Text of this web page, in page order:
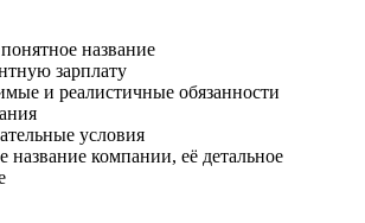
название
зарплату
и реалистичные обязанности
условия
название компании, её детальное